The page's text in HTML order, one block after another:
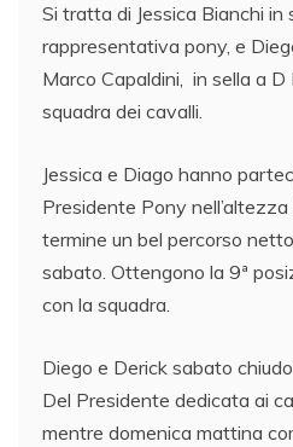
Si tratta di Jessica Bianchi in
rappresentativa pony, e
Marco Capaldini, in sella a D
squadra dei cavalli.
Jessica e Diago hanno
Presidente Pony
termine un bel percorso
sabato. Ottengono la 9ª
con la squadra.
Diego e Derick sabato
Del Presidente dedicata ai
mentre domenica mattina